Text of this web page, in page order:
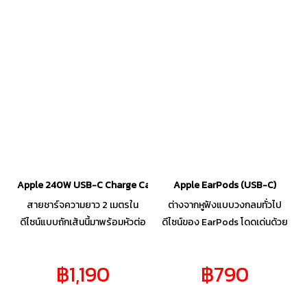
Apple 240W USB-C Charge Cable (2 m)
สายชาร์จความยาว 2 เมตรใน
ดีไซน์แบบถักเส้นนี้มาพร้อมหัวต่อ
โอนข้อมูลระหว่างอุปกรณ์ USB-C
฿1,190
Apple EarPods (USB-C)
ต่างจากหูฟังแบบวงกลมทั่วไป
ดีไซน์ของ EarPods โดดเด่นด้วย
ลำโพงภายใน EarPods ได้รับการ
฿790